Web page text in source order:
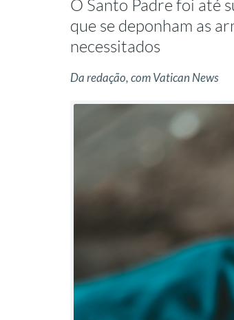
O Santo Padre foi até
que se deponham as
necessitados
Da redação, com Vatican News